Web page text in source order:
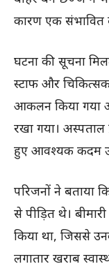
कारण एक संभावित
घटना की सूचना
स्टाफ और
आकलन किया गया
रखा गया।
हुए आवश्यक कदम
परिजनों ने बताया
से पीड़ित थे।
किया था, जिससे
लगातार खराब